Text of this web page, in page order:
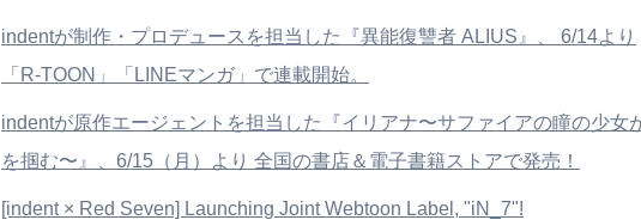
indentが制作・プロデュースを担当した『異能復讐者 ALIUS』、 6/14より
「R-TOON」「LINEマンガ」で連載開始。
indentが原作エージェントを担当した『イリアナ〜サファイアの瞳の少女
を掴む〜』、6/15（月）より 全国の書店＆電子書籍ストアで発売！
[indent × Red Seven] Launching Joint Webtoon Label, "iN_7"!